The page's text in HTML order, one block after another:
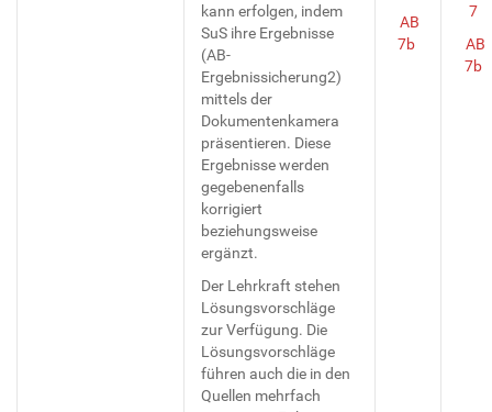
kann erfolgen, indem
SuS ihre Ergebnisse
(AB-
Ergebnissicherung2)
mittels der
Dokumentenkamera
präsentieren. Diese
Ergebnisse werden
gegebenenfalls
korrigiert
beziehungsweise
ergänzt.
Der Lehrkraft stehen
Lösungsvorschläge
zur Verfügung. Die
Lösungsvorschläge
führen auch die in den
Quellen mehrfach
AB
7b
7
AB
7b